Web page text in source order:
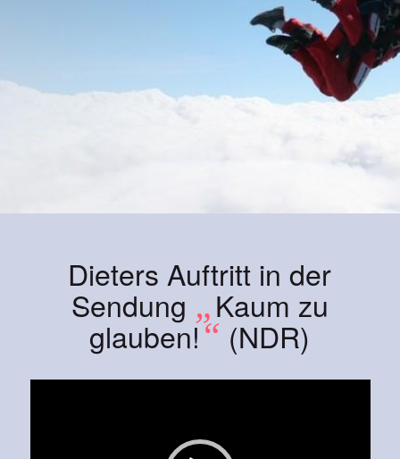
Dieters Auftritt in der
Sendung „Kaum zu
glauben!“ (NDR)